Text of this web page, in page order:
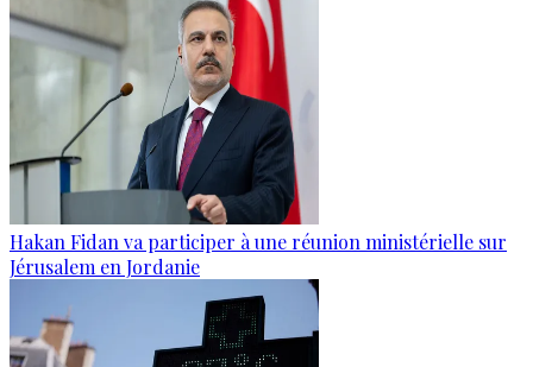
Hakan Fidan va participer à une réunion ministérielle sur
Jérusalem en Jordanie